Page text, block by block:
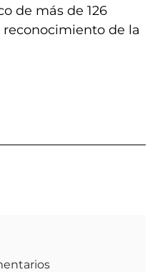
de más de 126
de la